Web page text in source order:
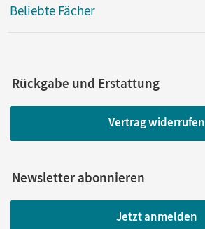
Beliebte Fächer
Rückgabe und Erstattung
Vertrag widerrufen
Newsletter abonnieren
Jetzt anmelden